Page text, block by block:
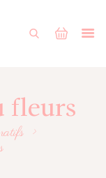
fleurs